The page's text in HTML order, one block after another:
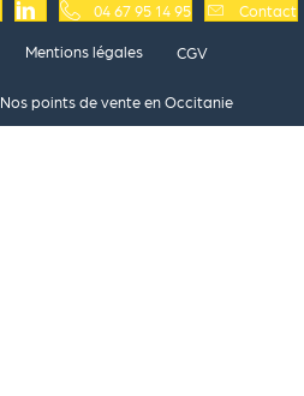
Mentions légales CGV
Nos points de vente en Occitanie
04 67 95 14 95 Contact